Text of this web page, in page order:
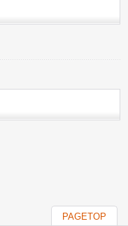
PAGETOP